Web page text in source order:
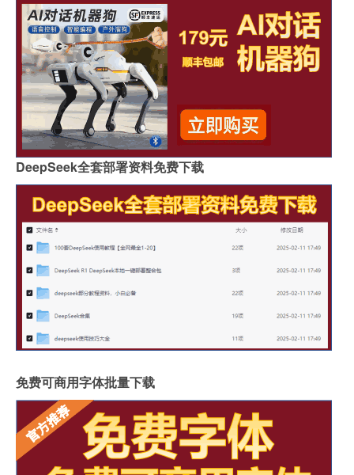
DeepSeek全套部署资料免费下载
免费可商用字体批量下载